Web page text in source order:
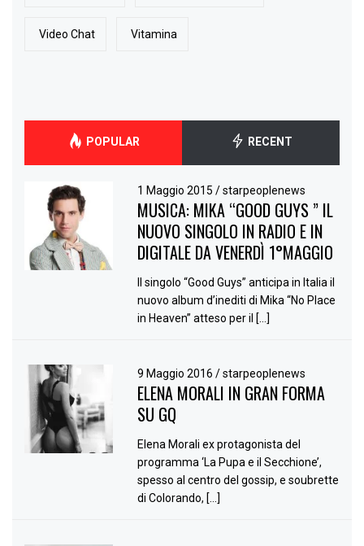
Video Chat Vitamina
POPULAR RECENT
1 Maggio 2015/ starpeoplenews
MUSICA: MIKA “GOOD GUYS ” IL
NUOVO SINGOLO IN RADIO E IN
DIGITALE DA VENERDÌ 1°MAGGIO
Il singolo “Good Guys” anticipa in Italia il
nuovo album d’inediti di Mika “No Place
in Heaven” atteso per il […]
9 Maggio 2016/ starpeoplenews
ELENA MORALI IN GRAN FORMA
SU GQ
Elena Morali ex protagonista del
programma ‘La Pupa e il Secchione’,
spesso al centro del gossip, e soubrette
di Colorando, […]